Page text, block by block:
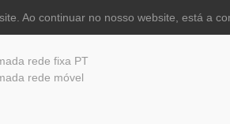
rede fixa PT
rede móvel
Ao continuar no nosso website, está a